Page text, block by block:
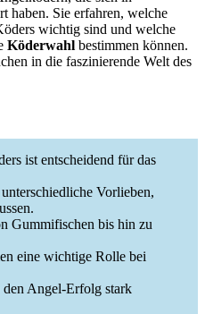
haben. Sie erfahren, welche
wichtig sind und welche
Köderwahl bestimmen können.
in die faszinierende Welt des
ist entscheidend für das
Vorlieben,
Gummifischen bis hin zu
eine wichtige Rolle bei
Angel-Erfolg stark